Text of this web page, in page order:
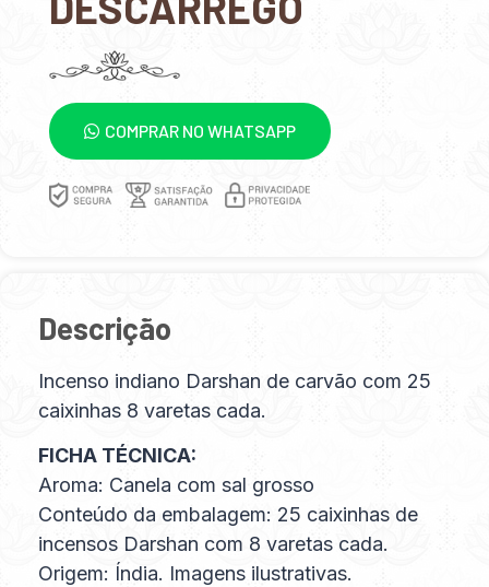
COMPRAR NO WHATSAPP
Descrição
Incenso indiano Darshan de carvão com 25
caixinhas 8 varetas cada.
FICHA TÉCNICA:
Aroma: Canela com sal grosso
Conteúdo da embalagem: 25 caixinhas de
incensos Darshan com 8 varetas cada.
Origem: Índia. Imagens ilustrativas.